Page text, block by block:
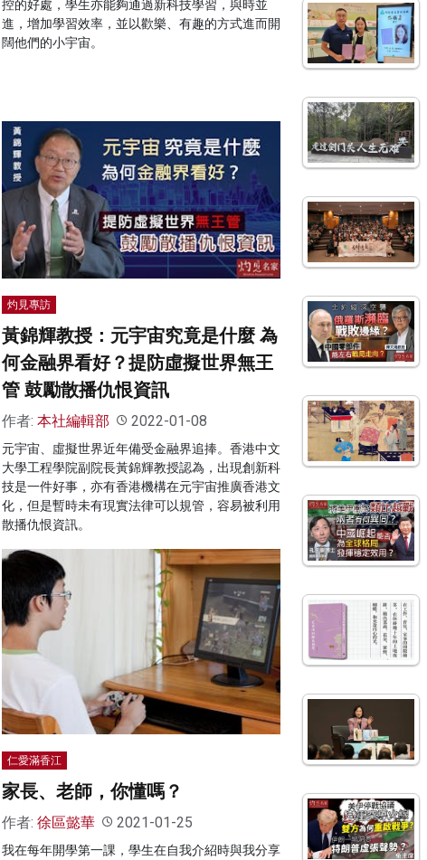
控的好處，學生亦能夠通過新科技學習，與時並
進，增加學習效率，並以歡樂、有趣的方式進而開
闊他們的小宇宙。
灼見專訪
黃錦輝教授：元宇宙究竟是什麼 為
何金融界看好？提防虛擬世界無王
管 鼓勵散播仇恨資訊
作者: 本社編輯部 2022-01-08
元宇宙、虛擬世界近年備受金融界追捧。香港中文
大學工程學院副院長黃錦輝教授認為，出現創新科
技是一件好事，亦有香港機構在元宇宙推廣香港文
化，但是暫時未有現實法律可以規管，容易被利用
散播仇恨資訊。
仁愛滿香江
家長、老師，你懂嗎？
作者: 徐區懿華 2021-01-25
我在每年開學第一課，學生在自我介紹時與我分享